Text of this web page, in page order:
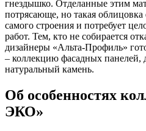
гнездышко. Отделанные этим
потрясающе, но такая
самого строения и потребует
работ. Тем, кто не собирается
дизайнеры «Альта-Профиль»
– коллекцию фасадных
натуральный камень.
Об особенностях
ЭКО»